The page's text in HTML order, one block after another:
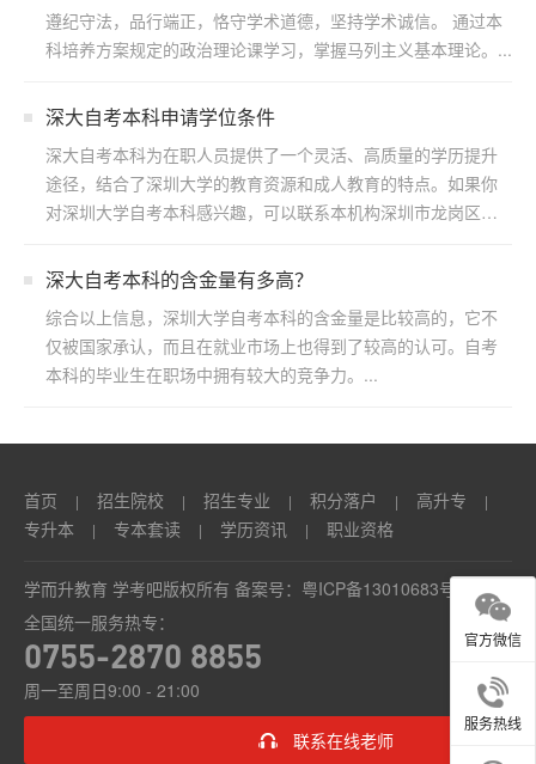
遵纪守法，品行端正，恪守学术道德，坚持学术诚信。 通过本
科培养方案规定的政治理论课学习，掌握马列主义基本理论。...
深大自考本科申请学位条件
深大自考本科为在职人员提供了一个灵活、高质量的学历提升
途径，结合了深圳大学的教育资源和成人教育的特点。如果你
对深圳大学自考本科感兴趣，可以联系本机构深圳市龙岗区浩
​深大自考本科的含金量有多高？
综合以上信息，深圳大学自考本科的含金量是比较高的，它不
仅被国家承认，而且在就业市场上也得到了较高的认可。自考
本科的毕业生在职场中拥有较大的竞争力。...
首页 | 招生院校 | 招生专业 | 积分落户 | 高升专 |
专升本 | 专本套读 | 学历资讯 | 职业资格
学而升教育 学考吧版权所有 备案号： 粤ICP备13010683号
全国统一服务热专：
0755-2870 8855
周一至周日9:00 - 21:00
联系在线老师
官方微信
服务热线